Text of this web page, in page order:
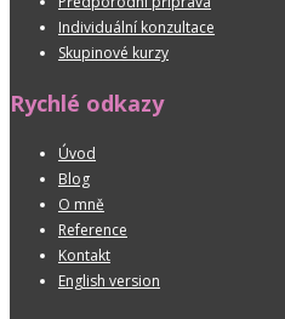
Individuální konzultace
Skupinové kurzy
Rychlé odkazy
Úvod
Blog
O mně
Reference
Kontakt
English version